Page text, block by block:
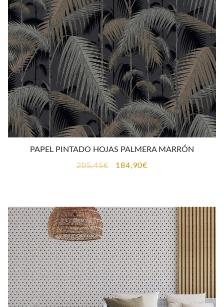
PAPEL PINTADO HOJAS PALMERA MARRÓN
205,45€
El
era:
205,45€.
184,90€El
es:
184,90€.